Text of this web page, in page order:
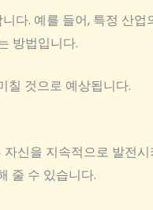
다. 예를 들어, 특정 산업
방법입니다.
칠 것으로 예상됩니다.
신을 지속적으로 발전시
줄 수 있습니다.